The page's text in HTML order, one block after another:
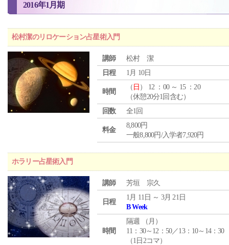
2016年1月期
松村潔のリロケーション占星術入門
講師
松村 潔
日程
1月 10日
時間
（ 日 ） 12 ：00 ～ 15 ：20
（休憩20分1回含む）
回数
全1回
料金
8,800円
一般8,800円/入学者7,920円
ホラリー占星術入門
講師 芳垣 宗久
日程
1月 11日 ～ 3月 21日
B Week
時間
隔週 （ 月 ）
11：30～12：50／13：10～14：30
（1日2コマ）